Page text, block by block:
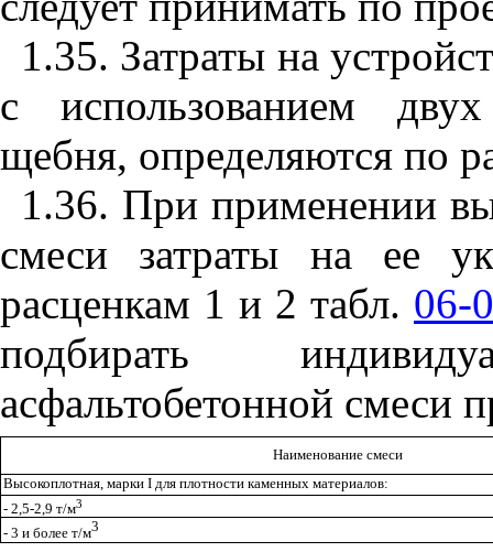
1.35. Затраты на
с использованием
щебня, определяются по
1.36. При применении
смеси затраты на ее
расценкам 1 и 2 табл. 06-
подбирать
асфальтобетонной смеси
Наименование смеси
Высокоплотная, марки Iдля плотности каменных материалов:
- 2,5-2,9 т/м3
- 3 и более т/м3